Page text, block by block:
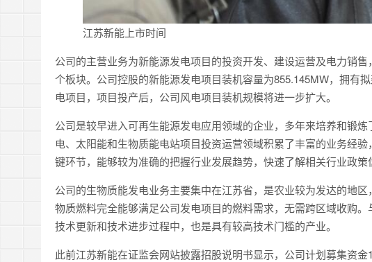
江苏新能上市时间
公司的主营业务为新能源发电项目的投资开发、建设运营及电力销
个板块。公司控股的新能源发电项目装机容量为855.145MW，拥有
电项目，项目投产后，公司风电项目装机规模将进一步扩大。
公司是较早进入可再生能源发电应用领域的企业，多年来培养和锻
电、太阳能和生物质能电站项目投资运营领域积累了丰富的业务经
键环节，能够较为准确的把握行业发展趋势，快速了解相关行业政策
公司的生物质能发电业务主要集中在江苏省，是农业较为发达的地
物质燃料完全能够满足公司发电项目的燃料需求，无需跨区域收购
技术更新和技术进步过程中，也是具有较高技术门槛的产业。
此前江苏新能在证监会网站披露招股说明书显示，公司计划募集资